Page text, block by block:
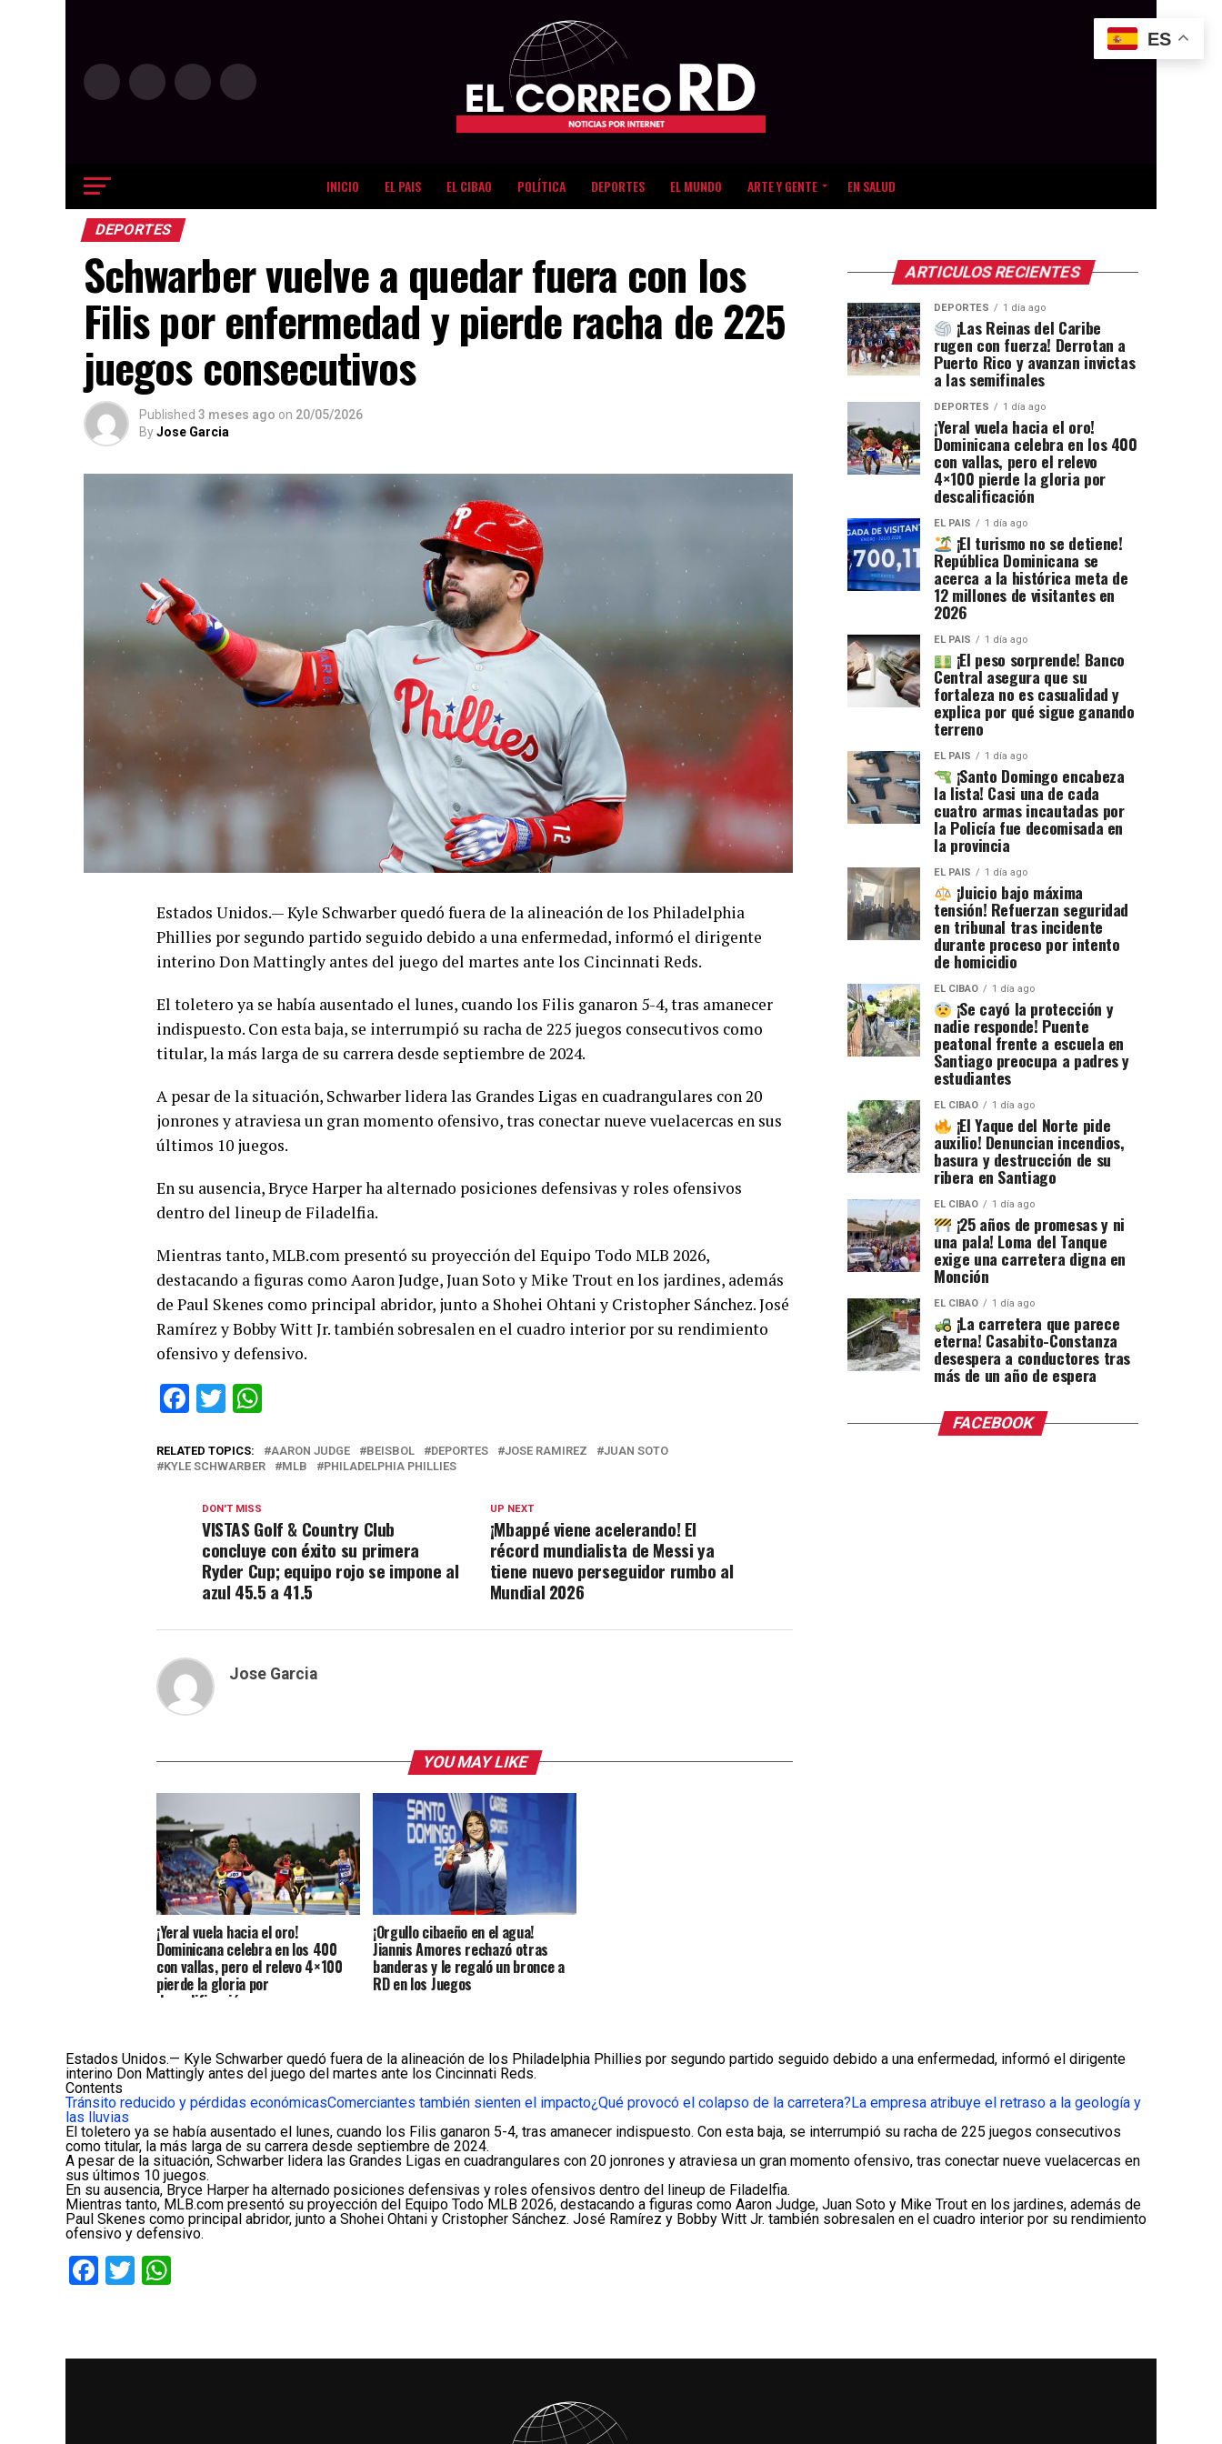
INICIO EL PAIS EL CIBAO POLÍTICA DEPORTES EL MUNDO ARTE Y GENTE EN SALUD
DEPORTES
Schwarber vuelve a quedar fuera con los
Filis por enfermedad y pierde racha de 225
juegos consecutivos
Published 3 meses ago on 20/05/2026
ByJose Garcia
Estados Unidos.— Kyle Schwarber quedó fuera de la alineación de los Philadelphia
Phillies por segundo partido seguido debido a una enfermedad, informó el dirigente
interino Don Mattingly antes del juego del martes ante los Cincinnati Reds.
El toletero ya se había ausentado el lunes, cuando los Filis ganaron 5-4, tras amanecer
indispuesto. Con esta baja, se interrumpió su racha de 225 juegos consecutivos como
titular, la más larga de su carrera desde septiembre de 2024.
A pesar de la situación, Schwarber lidera las Grandes Ligas en cuadrangulares con 20
jonrones y atraviesa un gran momento ofensivo, tras conectar nueve vuelacercas en sus
últimos 10 juegos.
En su ausencia, Bryce Harper ha alternado posiciones defensivas y roles ofensivos
dentro del lineup de Filadelfia.
Mientras tanto, MLB.com presentó su proyección del Equipo Todo MLB 2026,
destacando a figuras como Aaron Judge, Juan Soto y Mike Trout en los jardines, además
de Paul Skenes como principal abridor, junto a Shohei Ohtani y Cristopher Sánchez. José
Ramírez y Bobby Witt Jr. también sobresalen en el cuadro interior por su rendimiento
ofensivo y defensivo.
Facebook
Twitter
RELATED TOPICS: AARON JUDGE BEISBOL DEPORTES JOSE RAMIREZ
JUAN SOTO
KYLE SCHWARBER
MLB PHILADELPHIA PHILLIES
UP NEXT
¡Mbappé viene acelerando! El
récord mundialista de Messi ya
tiene nuevo perseguidor rumbo al
Mundial 2026
DON'T MISS
VISTAS Golf & Country Club
concluye con éxito su primera
Ryder Cup; equipo rojo se impone al
azul 45.5 a 41.5
Jose Garcia
YOU MAY LIKE
¡Yeral vuela hacia el oro!
Dominicana celebra en los 400
con vallas, pero el relevo 4×100
pierde la gloria por
descalificación
¡Orgullo cibaeño en el agua!
Jiannis Amores rechazó otras
banderas y le regaló un bronce a
RD en los Juegos
ARTICULOS RECIENTES
DEPORTES 1 día ago
¡Las Reinas del Caribe
rugen con fuerza! Derrotan a
Puerto Rico y avanzan invictas
a las semifinales
DEPORTES 1 día ago
¡Yeral vuela hacia el oro!
Dominicana celebra en los 400
con vallas, pero el relevo
4×100 pierde la gloria por
descalificación
EL PAIS 1 día ago
¡El turismo no se detiene!
República Dominicana se
acerca a la histórica meta de
12 millones de visitantes en
2026
EL PAIS 1 día ago
¡El peso sorprende! Banco
Central asegura que su
fortaleza no es casualidad y
explica por qué sigue ganando
terreno
EL PAIS 1 día ago
¡Santo Domingo encabeza
la lista! Casi una de cada
cuatro armas incautadas por
la Policía fue decomisada en
la provincia
EL PAIS 1 día ago
¡Juicio bajo máxima
tensión! Refuerzan seguridad
en tribunal tras incidente
durante proceso por intento
de homicidio
EL CIBAO 1 día ago
¡Se cayó la protección y
nadie responde! Puente
peatonal frente a escuela en
Santiago preocupa a padres y
estudiantes
EL CIBAO 1 día ago
¡El Yaque del Norte pide
auxilio! Denuncian incendios,
basura y destrucción de su
ribera en Santiago
EL CIBAO 1 día ago
¡25 años de promesas y ni
una pala! Loma del Tanque
exige una carretera digna en
Monción
EL CIBAO 1 día ago
¡La carretera que parece
eterna! Casabito-Constanza
desespera a conductores tras
más de un año de espera
FACEBOOK
Estados Unidos.— Kyle Schwarber quedó fuera de la alineación de los Philadelphia Phillies por segundo partido seguido debido a una enfermedad, informó el dirigente
interino Don Mattingly antes del juego del martes ante los Cincinnati Reds.
Contents
Tránsito reducido y pérdidas económicasComerciantes también sienten el impacto¿Qué provocó el colapso de la carretera?La empresa atribuye el retraso a la geología y
las lluvias
El toletero ya se había ausentado el lunes, cuando los Filis ganaron 5-4, tras amanecer indispuesto. Con esta baja, se interrumpió su racha de 225 juegos consecutivos
como titular, la más larga de su carrera desde septiembre de 2024.
A pesar de la situación, Schwarber lidera las Grandes Ligas en cuadrangulares con 20 jonrones y atraviesa un gran momento ofensivo, tras conectar nueve vuelacercas en
sus últimos 10 juegos.
En su ausencia, Bryce Harper ha alternado posiciones defensivas y roles ofensivos dentro del lineup de Filadelfia.
Mientras tanto, MLB.com presentó su proyección del Equipo Todo MLB 2026, destacando a figuras como Aaron Judge, Juan Soto y Mike Trout en los jardines, además de
Paul Skenes como principal abridor, junto a Shohei Ohtani y Cristopher Sánchez. José Ramírez y Bobby Witt Jr. también sobresalen en el cuadro interior por su rendimiento
ofensivo y defensivo.
Facebook
Twitter
ES